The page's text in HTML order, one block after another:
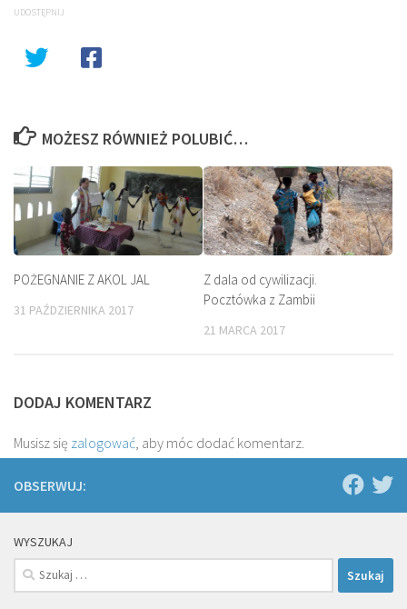
UDOSTĘPNIJ
MOŻESZ RÓWNIEŻ POLUBIĆ…
POŻEGNANIE Z AKOL JAL
31 PAŹDZIERNIKA 2017
Z dala od cywilizacji.
Pocztówka z Zambii
21 MARCA 2017
DODAJ KOMENTARZ
Musisz się zalogować, aby móc dodać komentarz.
OBSERWUJ:
WYSZUKAJ
Szukaj: